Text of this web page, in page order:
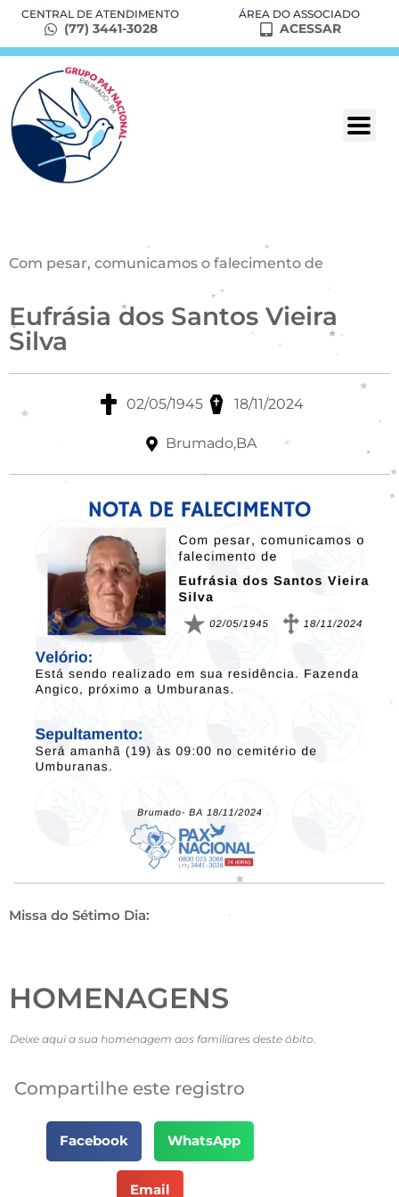
CENTRAL DE ATENDIMENTO
(77) 3441-3028
ÁREA DO ASSOCIADO
ACESSAR
Com pesar, comunicamos o falecimento de
Eufrásia dos Santos Vieira
Silva
02/05/1945 18/11/2024
Brumado,BA
Missa do Sétimo Dia:
HOMENAGENS
Deixe aqui a sua homenagem aos familiares deste óbito.
Compartilhe este registro
Facebook WhatsApp
Email